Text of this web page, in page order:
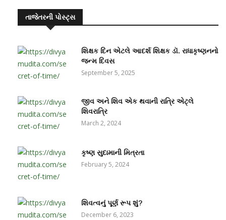
તાજેતરની પોસ્ટ્સ
શિક્ષક દિન એટલે આદર્શ શિક્ષક ડૉ. રાધાકૃષ્ણનનો
જન્મ દિવસ
September 5, 2025
જીવ અને શિવ એક થવાની રાત્રિ એટ્લે
શિવરાત્રિ
March 2, 2024
કૃષ્ણ સુદામાની મિત્રતા
February 5, 2024
શિવત્વનું પૂર્ણ રૂપ શું?
December 6, 2023